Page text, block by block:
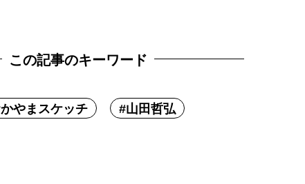
この記事のキーワード
やまスケッチ #山田哲弘